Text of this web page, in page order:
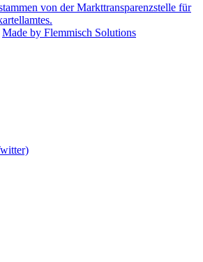
von der Markttransparenzstelle für
Made by Flemmisch Solutions